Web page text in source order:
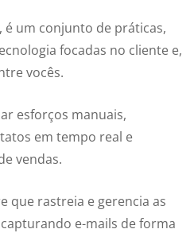
um conjunto de práticas,
focadas no cliente e,
vocês.
esforços manuais,
em tempo real e
vendas.
que rastreia e gerencia as
e-mails de forma